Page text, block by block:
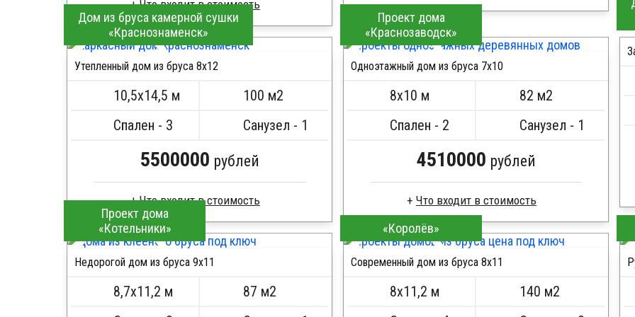
Клееный брус
Стропила, балки 50х200 мм
Кровля металлочерепица
Сборка на березовые нагеля, джут
Металлические сваи 108 диаметр
Сухой брус
Стропила, балки 50х200 мм
Кровля металлочерепица
Метизы, саморезы, гвозди
Сборка на березовые нагеля, джут
ПОДРОБНЕЕ
Дом из бруса камерной сушки
«Краснознаменск»
Утепленный дом из бруса 8х12
10,5х14,5 м
100 м2
Спален - 3
Санузел - 1
5500000 рублей
Брус естественной влажности
Стропила, балки 50х200 мм
Кровля металлочерепица
Сборка на березовые нагеля, джут
ПОДРОБНЕЕ
Проект дома
«Краснозаводск»
Одноэтажный дом из бруса 7х10
8х10 м
82 м2
Спален - 2
Санузел - 1
4510000 рублей
Клееный брус
Стропила, балки 50х200 мм
Кровля металлочерепица
Сборка на березовые нагеля, джут
ПОДРОБНЕЕ
Проект дома
«Котельники»
Недорогой дом из бруса 9х11
8,7х11,2 м
87 м2
ПОДРОБНЕЕ
«Королёв»
Современный дом из бруса 8x11
8х11,2 м
140 м2